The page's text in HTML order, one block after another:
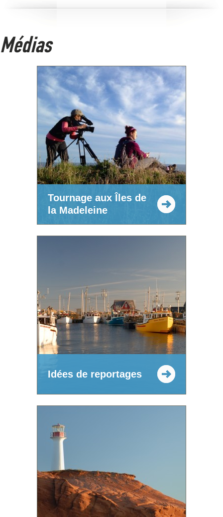
Médias
Tournage aux Îles de
la Madeleine
Idées de reportages